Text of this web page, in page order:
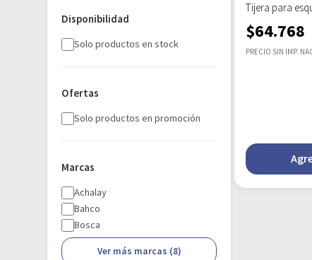
Disponibilidad
Solo productos en stock
Ofertas
Solo productos en promoción
Marcas
Achalay
Bahco
Bosca
Ver más marcas (8)
Tijera para
$64.768
PRECIO SIN IMP.